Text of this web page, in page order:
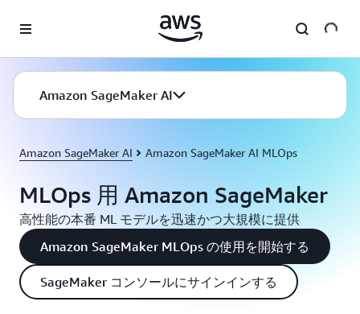
Amazon SageMaker AI
Amazon SageMaker AI Amazon SageMaker AI MLOps
MLOps 用 Amazon SageMaker
高性能の本番 ML モデルを迅速かつ大規模に提供
Amazon SageMaker MLOps の使用を開始する
SageMaker コンソールにサインインする